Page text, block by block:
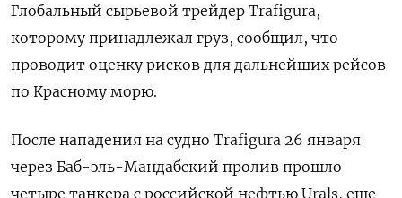
Глобальный сырьевой трейдер Trafigura,
которому принадлежал груз, сообщил, что
проводит оценку рисков для дальнейших рейсов
по Красному морю.
После нападения на судно Trafigura 26 января
через Баб-эль-Мандабский пролив прошло
четыре танкера с российской нефтью Urals, еще